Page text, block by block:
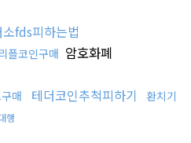
fds피하는법
플코인구매 암호화폐
매 테더코인추척피하기 환치기
행